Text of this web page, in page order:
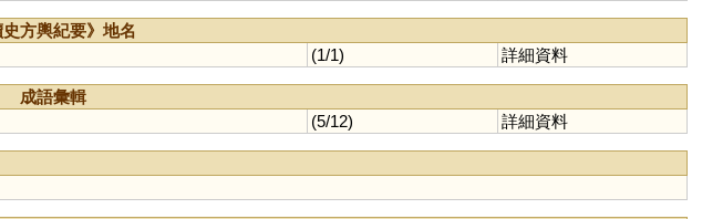
史方輿紀要》地名
(1/1) 詳細資料
成語彙輯
(5/12) 詳細資料